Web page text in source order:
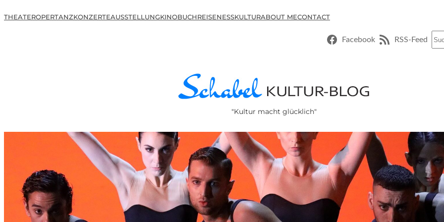
THEATEROPERTANZKONZERTEAUSSTELLUNGKINOBUCHREISENESSKULTURABOUT MECONTACT
Facebook RSS-Feed
"Kultur macht glücklich"